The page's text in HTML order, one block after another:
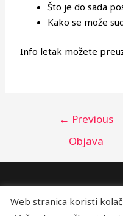
Što je do sada
Kako se može
Info letak možete
← Previous
Objava
Zaklada MIOC
Web stranica koristi